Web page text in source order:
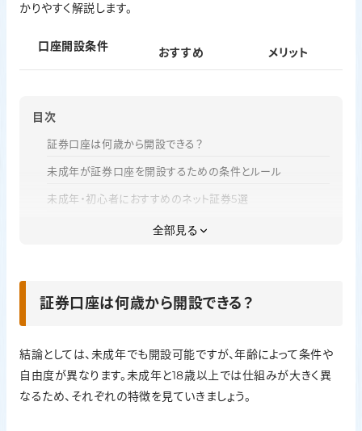
かりやすく解説します。
口座開設条件 おすすめ メリット
目次
証券口座は何歳から開設できる？
未成年が証券口座を開設するための条件とルール
未成年・初心者におすすめのネット証券5選
証券口座を早く開設するメリット
よくある質問
て選ぼう
全部見る
証券口座は何歳から開設できる？
結論としては、未成年でも開設可能ですが、年齢によって条件や
自由度が異なります。未成年と18歳以上では仕組みが大きく異
なるため、それぞれの特徴を見ていきましょう。